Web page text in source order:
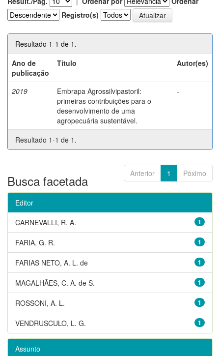
Registro(s)
Resultado 1-1 de 1.
Ano de
publicação
Título Autor(es)
2019
Embrapa Agrossilvipastoril:
primeiras contribuições para o
desenvolvimento de uma
agropecuária sustentável.
-
Resultado 1-1 de 1.
Anterior 1 Póximo
Busca facetada
Editor
1
CARNEVALLI, R. A.
1
FARIA, G. R.
1
FARIAS NETO, A. L. de
1
MAGALHÃES, C. A. de S.
1
ROSSONI, A. L.
1
VENDRUSCULO, L. G.
Assunto